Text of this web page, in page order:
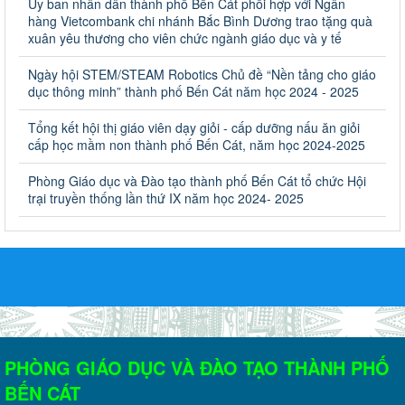
học 2023-2024
Về việc thống kê, lập danh sách đề xuất học sinh nhận học bổng,
hỗ trợ của Chương trình "Tiếp sức đến trường" năm học 2023-
Ngày ban hành: 22/08/2023
Triển khai Kế hoạch Triển khai các hoạt động hưởng ứng
phong trào vệ sinh yêu nước nâng cao sức khỏe nhân dân
năm 2023
Triển khai Kế hoạch Triển khai các hoạt động hưởng ứng phong
trào vệ sinh yêu nước nâng cao sức khỏe nhân dân năm 2023
Khẩn trương triển khai các biện pháp tăng cường công tác phòng,
chống bệnh tay chân miệng trong các cơ sở giáo dục mầm non,
Ngày ban hành: 02/08/2023
hàng Vietcombank chi nhánh Bắc Bình Dương trao tặng quà
xuân yêu thương cho viên chức ngành giáo dục và y tế
Ngày hội STEM/STEAM Robotics Chủ đề “Nền tảng cho giáo
dục thông minh” thành phố Bến Cát năm học 2024 - 2025
Tổng kết hội thị giáo viên dạy giỏi - cấp dưỡng nấu ăn giỏi
cấp học mầm non thành phố Bến Cát, năm học 2024-2025
Phòng Giáo dục và Đào tạo thành phố Bến Cát tổ chức Hội
trại truyền thống lần thứ IX năm học 2024- 2025
PHÒNG GIÁO DỤC VÀ ĐÀO TẠO THÀNH PHỐ
BẾN CÁT